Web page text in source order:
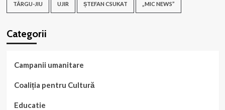
TÂRGU-JIU UJIR ȘTEFAN CSUKAT „MIC NEWS”
Categorii
Campanii umanitare
Coaliția pentru Cultură
Educatie